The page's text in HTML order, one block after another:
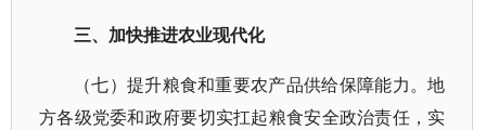
三、加快推进农业现代化
（七）提升粮食和重要农产品供给保障能力。地
方各级党委和政府要切实扛起粮食安全政治责任，实